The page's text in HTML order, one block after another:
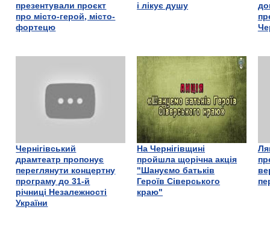
презентували проєкт
про місто-герой, місто-
фортецю
і лікує душу
Чернігівський
драмтеатр пропонує
переглянути концертну
програму до 31-й
річниці Незалежності
України
На Чернігівщині
пройшла щорічна акція
"Шануємо батьків
Героїв Сіверського
краю"